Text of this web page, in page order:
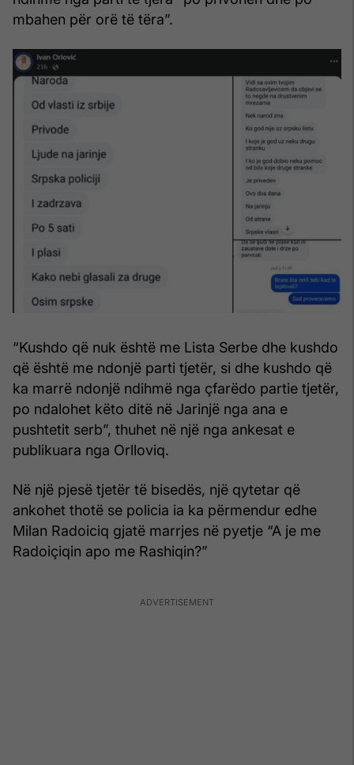
mbahen për orë të tëra”.
“Kushdo që nuk është me Lista Serbe dhe kushdo
që është me ndonjë parti tjetër, si dhe kushdo që
ka marrë ndonjë ndihmë nga çfarëdo partie tjetër,
po ndalohet këto ditë në Jarinjë nga ana e
pushtetit serb”, thuhet në një nga ankesat e
publikuara nga Orlloviq.
Në një pjesë tjetër të bisedës, një qytetar që
ankohet thotë se policia ia ka përmendur edhe
Milan Radoiciq gjatë marrjes në pyetje “A je me
Radoiçiqin apo me Rashiqin?”